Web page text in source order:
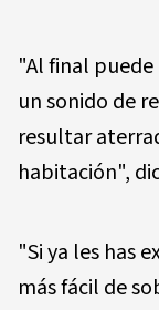
"Al final
un sonido de
resultar
habitación",
"Si ya les has
más fácil de